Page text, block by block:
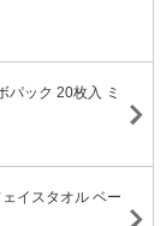
ック 20枚入 ミ
イスタオル ベー